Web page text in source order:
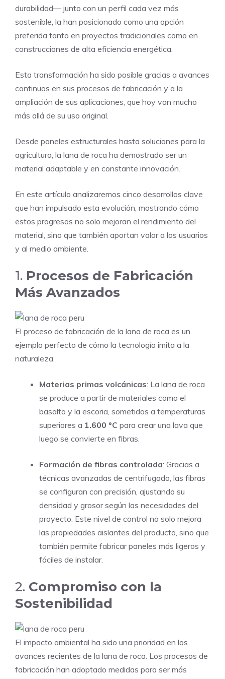
durabilidad— junto con un perfil cada vez más
sostenible, la han posicionado como una opción
preferida tanto en proyectos tradicionales como en
construcciones de alta eficiencia energética.
Esta transformación ha sido posible gracias a avances
continuos en sus procesos de fabricación y a la
ampliación de sus aplicaciones, que hoy van mucho
más allá de su uso original.
Desde paneles estructurales hasta soluciones para la
agricultura, la lana de roca ha demostrado ser un
material adaptable y en constante innovación.
En este artículo analizaremos cinco desarrollos clave
que han impulsado esta evolución, mostrando cómo
estos progresos no solo mejoran el rendimiento del
material, sino que también aportan valor a los usuarios
y al medio ambiente.
1. Procesos de Fabricación
Más Avanzados
El proceso de fabricación de la lana de roca es un
ejemplo perfecto de cómo la tecnología imita a la
naturaleza.
Materias primas volcánicas: La lana de roca
se produce a partir de materiales como el
basalto y la escoria, sometidos a temperaturas
superiores a 1.600 ºC para crear una lava que
luego se convierte en fibras.
Formación de fibras controlada: Gracias a
técnicas avanzadas de centrifugado, las fibras
se configuran con precisión, ajustando su
densidad y grosor según las necesidades del
proyecto. Este nivel de control no solo mejora
las propiedades aislantes del producto, sino que
también permite fabricar paneles más ligeros y
fáciles de instalar.
2. Compromiso con la
Sostenibilidad
El impacto ambiental ha sido una prioridad en los
avances recientes de la lana de roca. Los procesos de
fabricación han adoptado medidas para ser más